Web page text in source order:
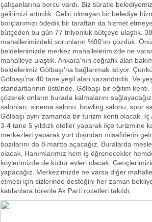
çalışanlarına borcu vardı. Biz süratle
gelirimizi artırdık. Geliri olmayan bir belediye
borçlarımızı ödedik bir taraftan da hizmet
bütçeden bu gün 77 trilyonluk bütçeye ulaştık.
mahallerimizdeki sorunların %90'ını çözdük.
beldelerimizde merkez mahallelerimizde ne
mahalleye ulaştık. Ankara'nın coğrafik alan
beldelerimiz Gölbaşı'na bağlanmak istiyor.
Gölbaşı'na 40 tane yeşil alan kazandırdık. Ve
standartlarının üstünde. Gölbaşı bir eğitim
çözerek onların burada kalmalarını
salonları, sinema salonu, bowling salonu, spor
Gölbaşı aynı zamanda bir turizm kenti olacak.
3-4 tane 5 yıldızlı oteller yaparak ilçe turizmine
merkezleri yaparak yurt dışından misafirlerin
bazılarını da 8 martta açacağız. Buralarda
olacak. Hanımlarımız hem iş öğrenecekler
köylerimizde de kültür evleri olacak.
yapacağız. Merkezimizde ne varsa diğer
etmesi için sizlerinde desteğini her zaman
katılanlara törenle Ak Parti rozetleri takıldı.